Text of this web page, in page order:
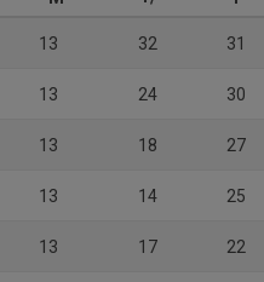
13 32 31
13 24 30
13 18 27
13 14 25
13 17 22